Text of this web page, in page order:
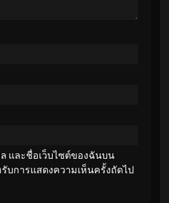
และชื่อเว็บไซต์ของฉันบน
รับการแสดงความเห็นครั้งถัดไป